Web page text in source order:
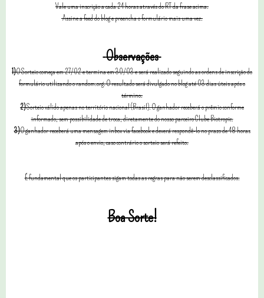
Vale uma inscrição a cada 24 horas através do RT da frase acima.
Assine a feed do blog e preencha o formulário mais uma vez.
Observações
1)O Sorteio começa em 27/02 e termina em 30/03 e será realizado seguindo as ordens de inscrição do
formulário utilizando o random.org. O resultado será divulgado no blog até 03 dias úteis após o
término.
2)Sorteio válido apenas no território nacional (Brasil). O ganhador receberá o prêmio conforme
informado, sem possibilidade de troca, diretamente do nosso parceiro Clube Biotropic.
3)O ganhador receberá uma mensagem inbox via facebook e deverá respondê-lo no prazo de 48 horas
após o envio, caso contrário o sorteio será refeito.
É fundamental que os participantes sigam todas as regras para não serem desclassificados.
Boa Sorte!